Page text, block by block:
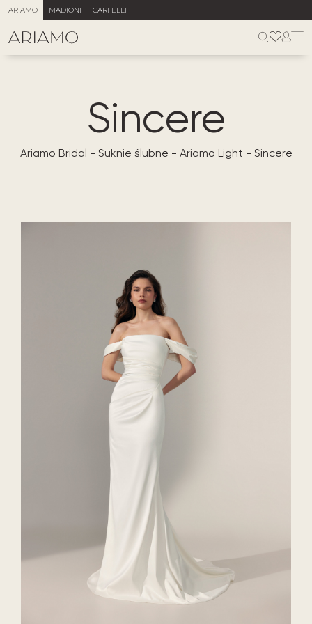
ARIAMO MADIONI CARFELLI
Sincere
Ariamo Bridal - Suknie ślubne - Ariamo Light - Sincere